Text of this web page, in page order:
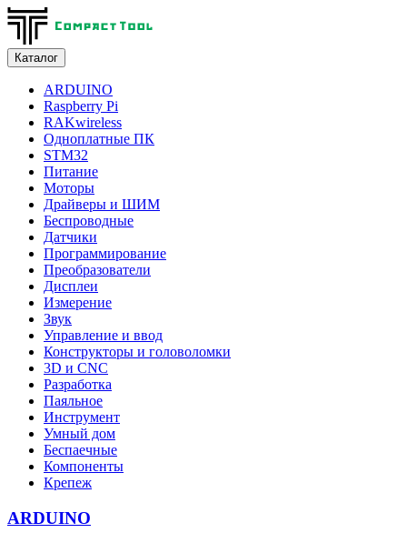
Каталог
ARDUINO
Raspberry Pi
RAKwireless
Одноплатные ПК
STM32
Питание
Моторы
Драйверы и ШИМ
Беспроводные
Датчики
Программирование
Преобразователи
Дисплеи
Измерение
Звук
Управление и ввод
Конструкторы и головоломки
3D и CNC
Разработка
Паяльное
Инструмент
Умный дом
Беспаечные
Компоненты
Крепеж
ARDUINO